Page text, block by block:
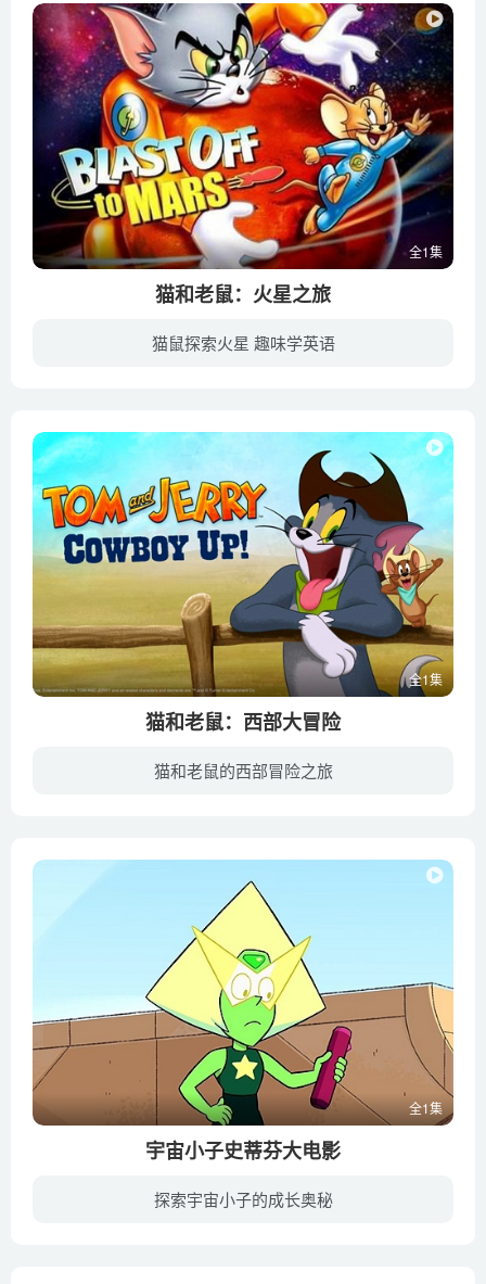
全1集
猫和老鼠：火星之旅
猫鼠探索火星 趣味学英语
全1集
猫和老鼠：西部大冒险
猫和老鼠的西部冒险之旅
全1集
宇宙小子史蒂芬大电影
探索宇宙小子的成长奥秘